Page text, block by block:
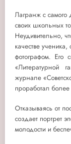
Лагранж с самого
своих школьных
Неудивительно,
качестве
фотографом. Его
«Литературной
журнале
проработал
Отказываясь от
создает портрет
молодости и